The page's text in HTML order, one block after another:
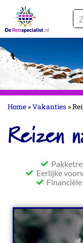
Home »Vakanties »
Reizen
Eerlijke